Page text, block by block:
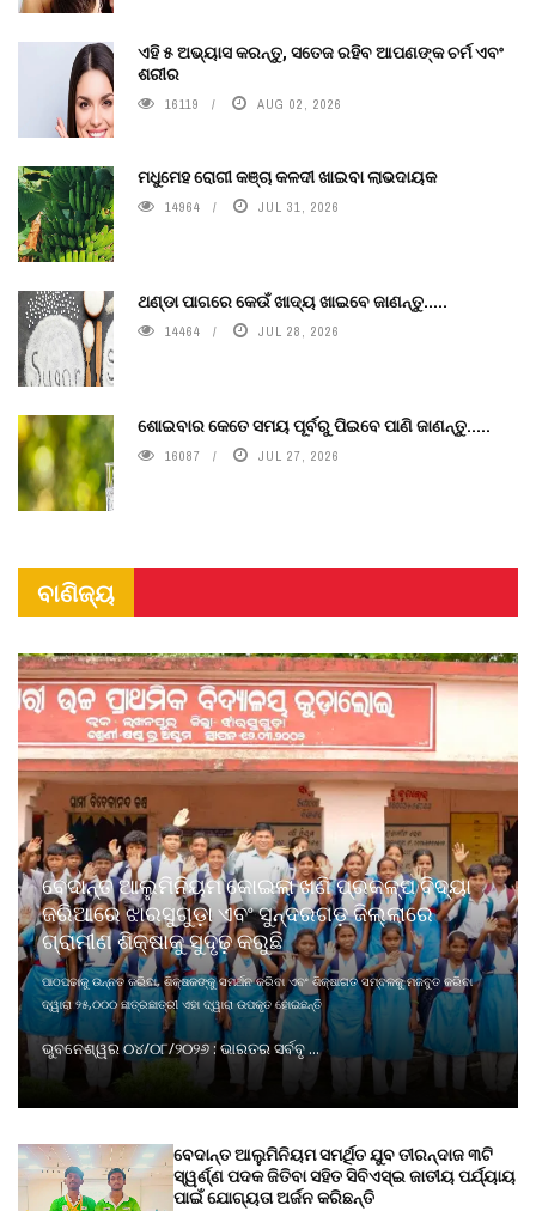
ଏହି ୫ ଅଭ୍ୟାସ କରନ୍ତୁ, ସତେଜ ରହିବ ଆପଣଙ୍କ ଚର୍ମ ଏବଂ
ଶରୀର
16119 AUG 02, 2026
ମଧୁମେହ ରୋଗୀ କଞ୍ଚା କଳଦୀ ଖାଇବା ଲାଭଦାୟକ
14964 JUL 31, 2026
ଥଣ୍ଡା ପାଗରେ କେଉଁ ଖାଦ୍ୟ ଖାଇବେ ଜାଣନ୍ତୁ.....
14464 JUL 28, 2026
ଶୋଇବାର କେତେ ସମୟ ପୂର୍ବରୁ ପିଇବେ ପାଣି ଜାଣନ୍ତୁ.....
16087 JUL 27, 2026
ବାଣିଜ୍ୟ
ବେଦାନ୍ତ ଆଲୁମିନିୟମ କୋଇଲା ଖଣି ପ୍ରକଳ୍ପ ବିଦ୍ୟା
ଜରିଆରେ ଝାରସୁଗୁଡ଼ା ଏବଂ ସୁନ୍ଦରଗଡ଼ ଜିଲ୍ଲାରେ
ଗ୍ରାମୀଣ ଶିକ୍ଷାକୁ ସୁଦୃଢ଼ କରୁଛି
ପାଠପଢାକୁ ଉନ୍ନତ କରିବା, ଶିକ୍ଷକଙ୍କୁ ସମର୍ଥନ କରିବା ଏବଂ ଶିକ୍ଷାଗତ ସମ୍ବଳକୁ ମଜବୁତ କରିବା
ଦ୍ୱାରା ୨୫,୦୦୦ ଛାତ୍ରଛାତ୍ରୀ ଏହା ଦ୍ୱାରା ଉପକୃତ ହୋଇଛନ୍ତି
ଭୁବନେଶ୍ୱର ୦୪/୦୮/୨୦୨୬ : ଭାରତର ସର୍ବବୃ ...
ବେଦାନ୍ତ ଆଲୁମିନିୟମ ସମର୍ଥିତ ଯୁବ ତୀରନ୍ଦାଜ ୩ଟି
ସ୍ୱର୍ଣ୍ଣ ପଦକ ଜିତିବା ସହିତ ସିବିଏସ୍ଇ ଜାତୀୟ ପର୍ଯ୍ୟାୟ
ପାଇଁ ଯୋଗ୍ୟତା ଅର୍ଜନ କରିଛନ୍ତି